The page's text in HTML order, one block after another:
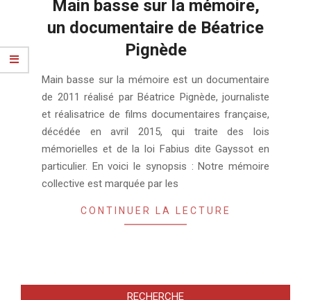
Main basse sur la mémoire,
un documentaire de Béatrice
Pignède
01-
19
Main basse sur la mémoire est un documentaire
de 2011 réalisé par Béatrice Pignède, journaliste
et réalisatrice de films documentaires française,
décédée en avril 2015, qui traite des lois
mémorielles et de la loi Fabius dite Gayssot en
particulier. En voici le synopsis : Notre mémoire
collective est marquée par les
CONTINUER LA LECTURE
RECHERCHE